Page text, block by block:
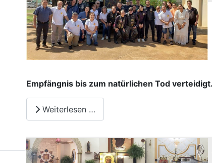
Empfängnis bis zum natürlichen Tod verteidigt.
Weiterlesen …